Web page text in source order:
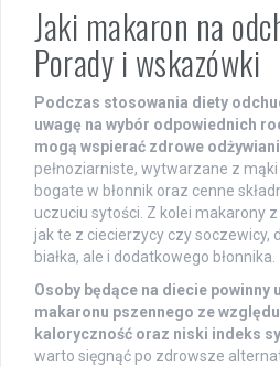
Jaki makaron na
Porady i wskazówki
Podczas stosowania diety
uwagę na wybór odpowiednich
mogą wspierać zdrowe
pełnoziarniste, wytwarzane z
bogate w błonnik oraz cenne
uczuciu sytości. Z kolei makarony z
jak te z ciecierzycy czy soczewicy,
białka, ale i dodatkowego błonnika.
Osoby będące na diecie powinny
makaronu pszennego ze
kaloryczność oraz niski indeks
warto sięgnąć po zdrowsze